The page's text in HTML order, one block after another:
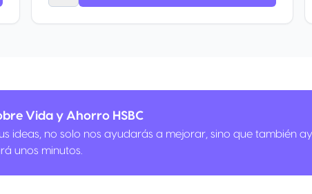
Vida y Ahorro HSBC
ideas, no solo nos ayudarás a mejorar, sino que también
unos minutos.